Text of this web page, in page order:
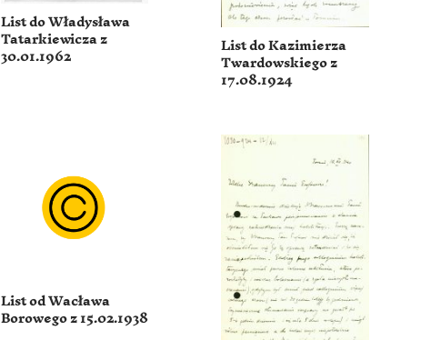
List do Władysława
Tatarkiewicza z
30.01.1962 List do Kazimierza
Twardowskiego z
17.08.1924
List od Wacława
Borowego z 15.02.1938